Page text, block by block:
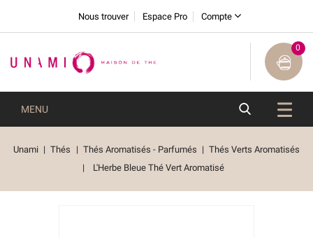
Nous trouver Espace Pro Compte
0
MENU
Unami Thés Thés Aromatisés - Parfumés
Thés Verts Aromatisés
L'Herbe Bleue Thé Vert Aromatisé